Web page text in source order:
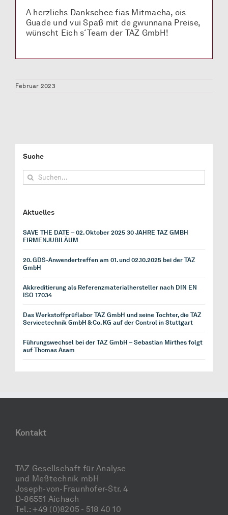
A herzlichs Dankschee fias Mitmacha, ois
Guade und vui Spaß mit de gwunnana Preise,
wünscht Eich s´Team der TAZ GmbH!
Februar 2023
Suche
Suche
nach:
Aktuelles
SAVE THE DATE – 02. Oktober 2025 30 JAHRE TAZ GMBH
FIRMENJUBILÄUM
20. GDS-Anwendertreffen am 01. und 02.10.2025 bei der TAZ
GmbH
Akkreditierung als Referenzmaterialhersteller nach DIN EN
ISO 17034
Das Werkstoffprüflabor TAZ GmbH und seine Tochter, die TAZ
Servicetechnik GmbH & Co. KG auf der Control in Stuttgart
Führungswechsel bei der TAZ GmbH – Sebastian Mirthes folgt
auf Thomas Asam
Kontakt
TAZ Gesellschaft für Analyse
und Meßtechnik mbH
Joseph-von-Fraunhofer-Str. 4
D-86551 Aichach
Tel.: +49 (0)8205 - 518 40 10